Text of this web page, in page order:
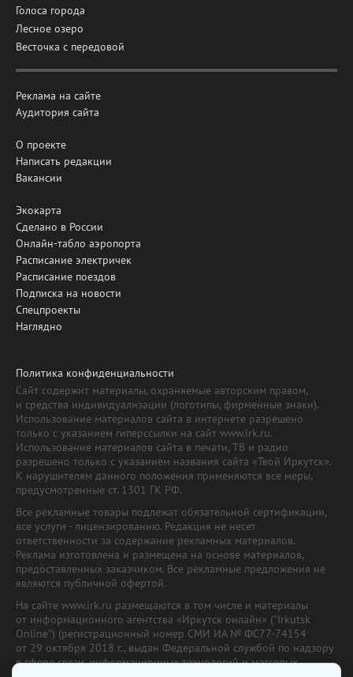
Голоса города
Лесное озеро
Весточка с передовой
Реклама на сайте
Аудитория сайта
О проекте
Написать редакции
Вакансии
Экокарта
Сделано в России
Онлайн-табло аэропорта
Расписание электричек
Расписание поездов
Подписка на новости
Спецпроекты
Наглядно
Политика конфиденциальности
Сайт содержит материалы, охраняемые авторским правом,
и средства индивидуализации (логотипы, фирменные знаки).
Использование материалов сайта в интернете разрешено
только с указанием гиперссылки на сайт www.irk.ru.
Использование материалов сайта в печати, ТВ и радио
разрешено только с указанием названия сайта «Твой Иркутск».
К нарушителям данного положения применяются все меры,
предусмотренные ст. 1301 ГК РФ.
Все рекламные товары подлежат обязательной сертификации,
все услуги - лицензированию. Редакция не несет
ответственности за содержание рекламных материалов.
Реклама изготовлена и размещена на основе материалов,
предоставленных заказчиком. Все рекламные предложения не
являются публичной офертой.
На сайте www.irk.ru размещаются в том числе и материалы
от информационного агентства «Иркутск онлайн» ("Irkutsk
Online") (регистрационный номер СМИ ИА № ФС77-74154
от 29 октября 2018 г., выдан Федеральной службой по надзору
в сфере связи, информационных технологий и массовых